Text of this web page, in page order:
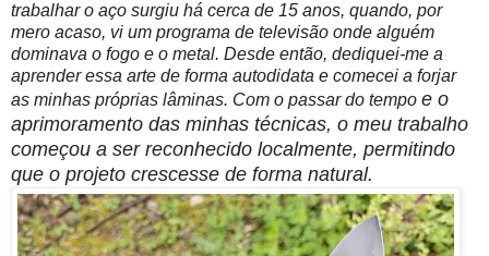
trabalhar o aço surgiu há cerca de 15 anos, quando, por
mero acaso, vi um programa de televisão onde alguém
dominava o fogo e o metal. Desde então, dediquei-me a
aprender essa arte de forma autodidata e comecei a forjar
as minhas próprias lâminas. Com o passar do tempo e o
aprimoramento das minhas técnicas, o meu trabalho
começou a ser reconhecido localmente, permitindo
que o projeto crescesse de forma natural.